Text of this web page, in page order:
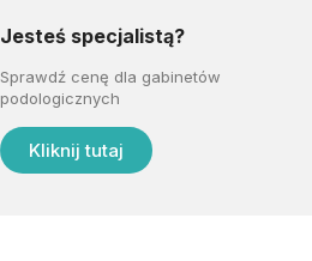
Jesteś specjalistą?
Sprawdź cenę dla gabinetów
podologicznych
Kliknij tutaj